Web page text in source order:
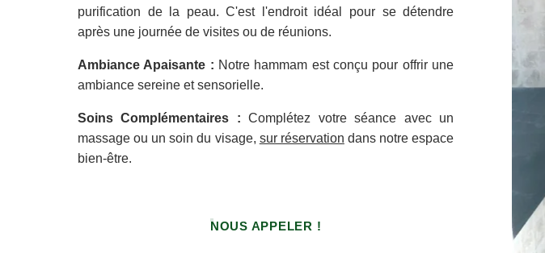
purification de la peau. C'est l'endroit idéal pour se détendre
après une journée de visites ou de réunions.
Ambiance Apaisante : Notre hammam est conçu pour offrir une
ambiance sereine et sensorielle.
Soins Complémentaires : Complétez votre séance avec un
massage ou un soin du visage, sur réservation dans notre espace
bien-être.
NOUS APPELER !